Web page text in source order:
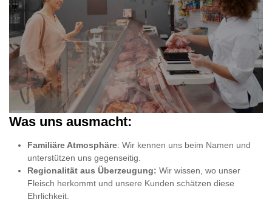
Was uns ausmacht:
Familiäre Atmosphäre: Wir kennen uns beim Namen und
unterstützen uns gegenseitig.
Regionalität aus Überzeugung: Wir wissen, wo unser
Fleisch herkommt und unsere Kunden schätzen diese
Ehrlichkeit.